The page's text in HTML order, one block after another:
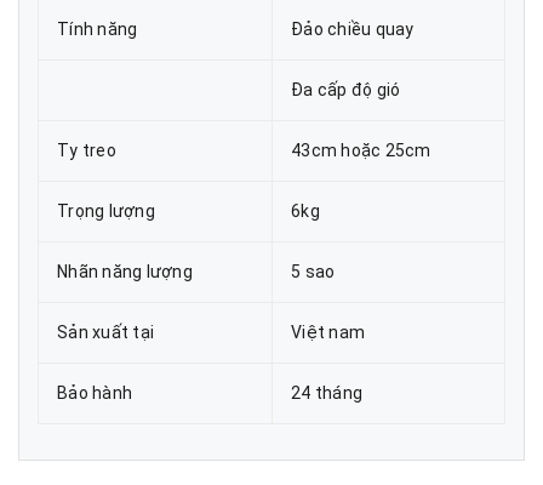
Tính năng Đảo chiều quay
Đa cấp độ gió
Ty treo 43cm hoặc 25cm
Trọng lượng 6kg
Nhãn năng lượng 5 sao
Sản xuất tại Việt nam
Bảo hành 24 tháng